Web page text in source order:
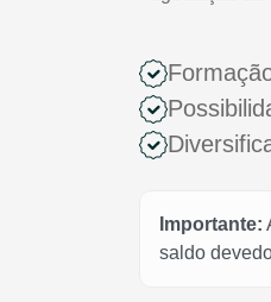
Importante:
saldo